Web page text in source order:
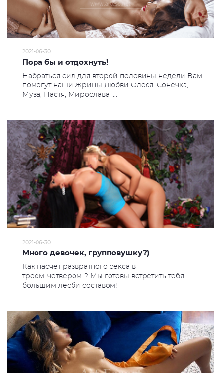
2021-06-30
Пора бы и отдохнуть!
Набраться сил для второй половины недели Вам
помогут наши Жрицы Любви Олеся, Сонечка,
Муза, Настя, Мирослава, ...
2021-06-30
Много девочек, групповушку?)
Как насчет развратного секса в
троем..четвером..? Мы готовы встретить тебя
большим лесби составом!